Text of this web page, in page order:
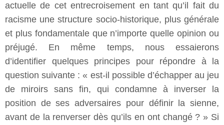
actuelle de cet entrecroisement en tant qu’il fait du
racisme une structure socio-historique, plus générale
et plus fondamentale que n’importe quelle opinion ou
préjugé. En même temps, nous essaierons
d’identifier quelques principes pour répondre à la
question suivante : « est-il possible d’échapper au jeu
de miroirs sans fin, qui condamne à inverser la
position de ses adversaires pour définir la sienne,
avant de la renverser dès qu’ils en ont changé ? » Si